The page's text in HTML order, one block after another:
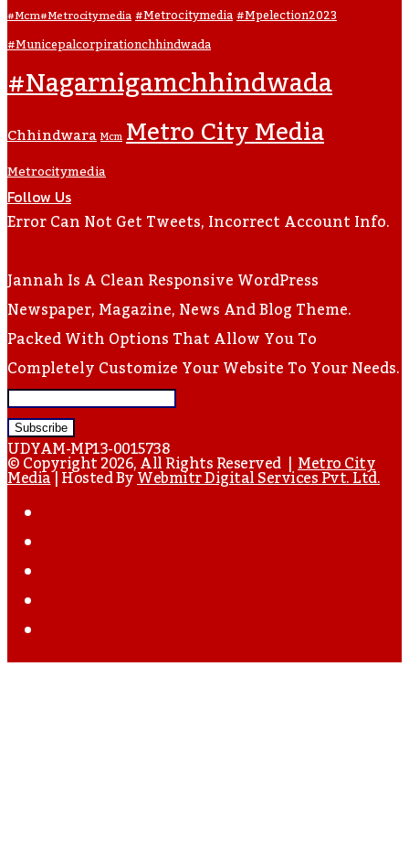
#mcm#metrocitymedia#metrocitymedia#mpelection2023
#municepalcorpirationchhindwada
#nagarnigamchhindwada
ChhindwaraMcmMetro City Media
Metrocitymedia
Follow Us
Error Can Not Get Tweets, Incorrect Account Info.
Jannah Is A Clean Responsive WordPress
Newspaper, Magazine, News And Blog Theme.
Packed With Options That Allow You To
Completely Customize Your Website To Your Needs.
Enter
Your
Email
Address
UDYAM-MP13-0015738
© Copyright 2026, All Rights Reserved |Metro City
Media| Hosted ByWebmitr Digital Services Pvt. Ltd.